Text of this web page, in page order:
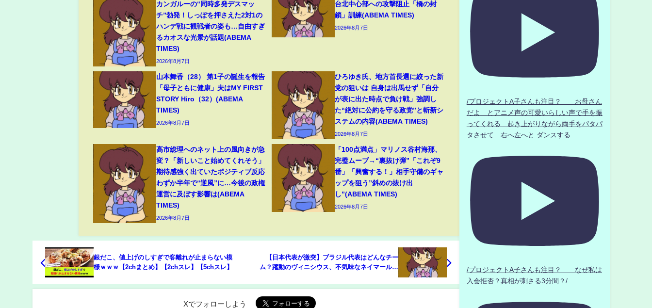
カンガルーの“同時多発デスマッ
チ”勃発！しっぽを押さえた2対1の
ハンデ戦に観戦者の姿も…自由すぎ
るカオスな光景が話題(ABEMA
TIMES)
2026年8月7日
台北中心部への攻撃阻止「橋の封
鎖」訓練(ABEMA TIMES)
2026年8月7日
山本舞香（28） 第1子の誕生を報告
「母子ともに健康」夫はMY FIRST
STORY Hiro（32）(ABEMA
TIMES)
2026年8月7日
ひろゆき氏、地方首長選に絞った新
党の狙いは 自身は出馬せず「自分
が表に出た時点で負け戦」強調し
た“絶対に公約を守る政党”と斬新シ
ステムの内容(ABEMA TIMES)
2026年8月7日
高市総理へのネット上の風向きが急
変？「新しいこと始めてくれそう」
期待感強く出ていたポジティブ反応
わずか半年で“逆風”に…今後の政権
運営に及ぼす影響は(ABEMA
TIMES)
2026年8月7日
「100点満点」マリノス谷村海那、
完璧ムーブ→“裏抜け弾”「これぞ9
番」「興奮する！」相手守備のギャ
ップを狙う”斜めの抜け出
し”(ABEMA TIMES)
2026年8月7日
銀だこ、値上げのしすぎで客離れが止まらない模
様ｗｗｗ【2chまとめ】【2chスレ】【5chスレ】
【日本代表が激突】ブラジル代表はどんなチー
ム？躍動のヴィニシウス、不気味なネイマール、
(ABEMA TIMES)
Xでフォローしよう
/プロジェクトA子さんも注目？ お母さん
だよ とアニメ声の可愛いらしい声で手を振
ってくれる 起き上がりながら両手をパタパ
タさせて 右へ左へと ダンスする
/プロジェクトA子さんも注目？ なぜ私は
入会拒否？真相が刺さる3分間？/